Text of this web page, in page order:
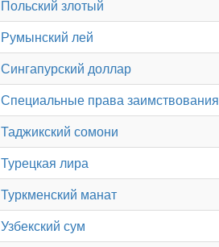
Польский злотый
Румынский лей
Сингапурский доллар
Специальные права заимствования
Таджикский сомони
Турецкая лира
Туркменский манат
Узбекский сум